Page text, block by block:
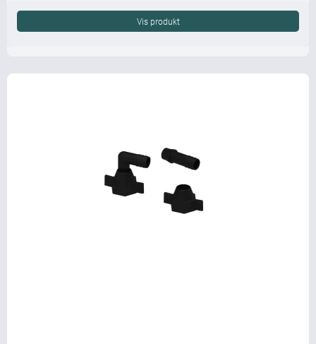
Vis produkt